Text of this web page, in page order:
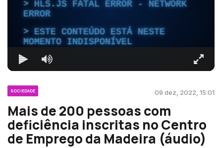
HLS.JS FATAL ERROR - NETWORK
ERROR
ESTE CONTEÚDO ESTÁ NESTE
MOMENTO INDISPONÍVEL
SOCIEDADE 09 dez, 2022, 15:01
Mais de 200 pessoas com
deficiência inscritas no Centro
de Emprego da Madeira (áudio)